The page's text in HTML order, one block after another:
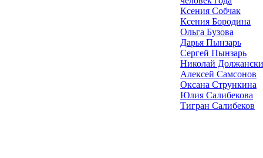
Ксения Собчак
Ксения Бородина
Ольга Бузова
Дарья Пынзарь
Сергей Пынзарь
Николай
Алексей Самсонов
Оксана Стрункина
Юлия Салибекова
Тигран Салибеков